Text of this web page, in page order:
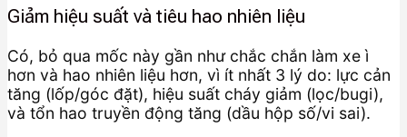
Giảm hiệu suất và tiêu hao nhiên liệu
Có, bỏ qua mốc này gần như chắc chắn làm xe ì
hơn và hao nhiên liệu hơn, vì ít nhất 3 lý do: lực cản
tăng (lốp/góc đặt), hiệu suất cháy giảm (lọc/bugi),
và tổn hao truyền động tăng (dầu hộp số/vi sai).